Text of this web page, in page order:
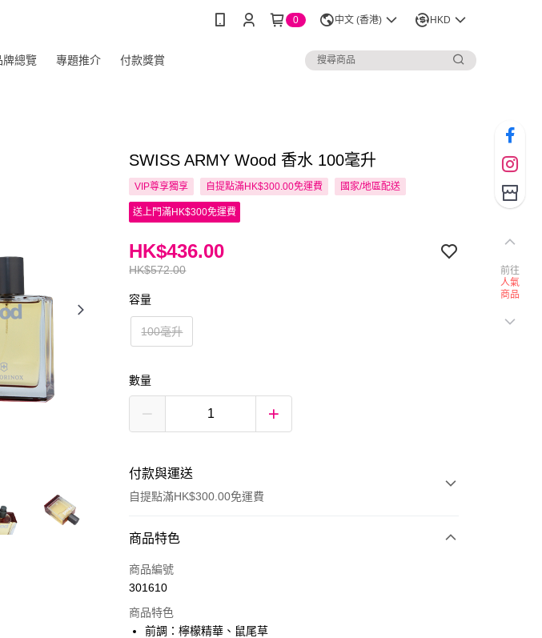
0 中文 (香港) HKD
牌總覽 專題推介 付款獎賞
SWISS ARMY Wood 香水 100毫升
VIP尊享獨享 自提點滿HK$300.00免運費 國家/地區配送
送上門滿HK$300免運費
HK$572.00
HK$436.00
容量
100毫升
數量
付款與運送
自提點滿HK$300.00免運費
付款方式
信用卡
AlipayHK
商品特色
商品編號
301610
商品特色
前調：檸檬精華、鼠尾草
前往
人氣
商品